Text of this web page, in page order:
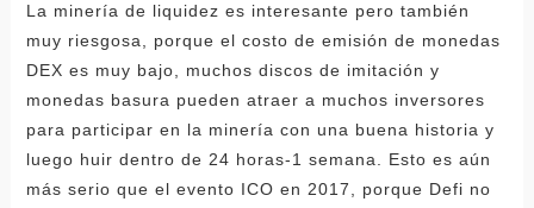
La minería de liquidez es interesante pero también
muy riesgosa, porque el costo de emisión de monedas
DEX es muy bajo, muchos discos de imitación y
monedas basura pueden atraer a muchos inversores
para participar en la minería con una buena historia y
luego huir dentro de 24 horas-1 semana. Esto es aún
más serio que el evento ICO en 2017, porque Defi no